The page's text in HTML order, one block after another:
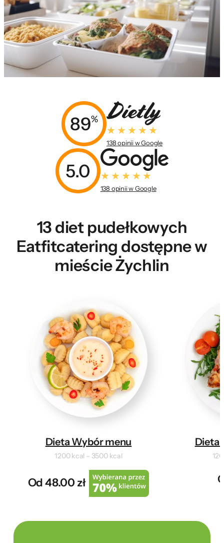
89%
138 opinii w Google
5.0
138 opinii w Google
13 diet pudełkowych
Eatfitcatering dostępne w
mieście Żychlin
Dieta Wybór menu
1200 kcal – 3500 kcal
Od 48.00 zł
Dieta